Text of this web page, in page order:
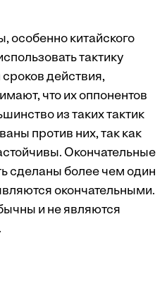
особенно китайского
тактику
действия,
что их оппонентов
из таких тактик
против них, так как
Окончательные
сделаны более чем один
окончательными.
и не являются